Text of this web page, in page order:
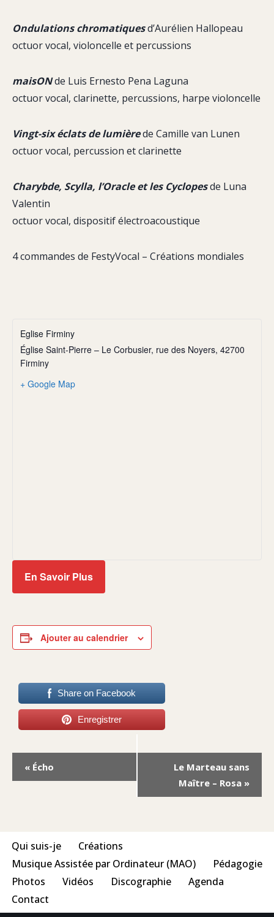
Ondulations chromatiquesd’Aurélien Hallopeau
octuor vocal, violoncelle et percussions
maisONde Luis Ernesto Pena Laguna
octuor vocal, clarinette, percussions, harpe violoncelle
Vingt-six éclats de lumièrede Camille van Lunen
octuor vocal, percussion et clarinette
Charybde, Scylla, l’Oracle et les Cyclopesde Luna
Valentin
octuor vocal, dispositif électroacoustique
4 commandes de FestyVocal – Créations mondiales
Eglise Firminy
Église Saint-Pierre – Le Corbusier, rue des Noyers, 42700
Firminy
+ Google Map
En Savoir Plus
Ajouter au calendrier
Share on Facebook
Enregistrer
Navigation
Évènement
« Écho
Le Marteau sans
Maître – Rosa »
Qui suis-je
Créations
Musique Assistée par Ordinateur (MAO)
Pédagogie
Photos
Vidéos Discographie
Agenda
Contact